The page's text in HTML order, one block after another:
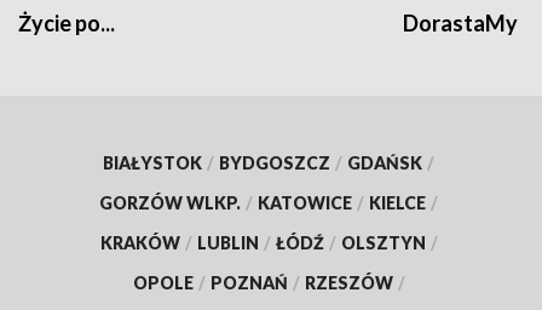
Życie po... DorastaMy
BIAŁYSTOK / BYDGOSZCZ / GDAŃSK /
GORZÓW WLKP. / KATOWICE / KIELCE /
KRAKÓW / LUBLIN / ŁÓDŹ / OLSZTYN /
OPOLE / POZNAŃ / RZESZÓW /